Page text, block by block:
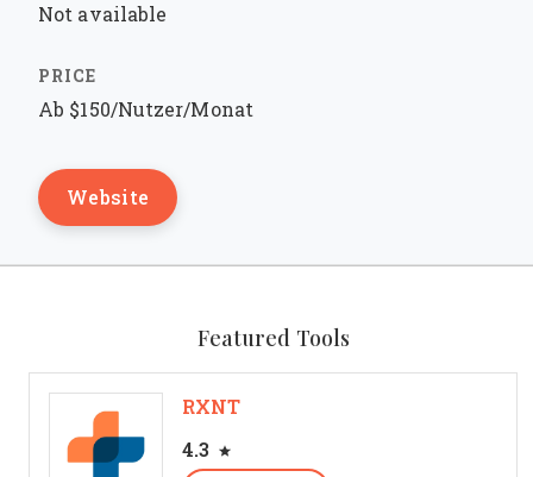
Not available
Ab $150/Nutzer/Monat
Website
Featured Tools
RXNT
4.3